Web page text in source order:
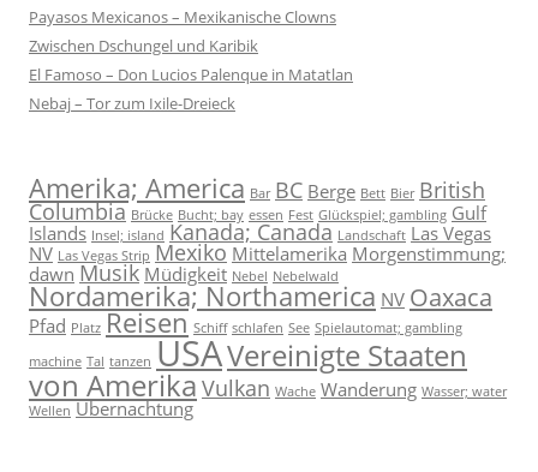
Payasos Mexicanos – Mexikanische Clowns
Zwischen Dschungel und Karibik
El Famoso – Don Lucios Palenque in Matatlan
Nebaj – Tor zum Ixile-Dreieck
Amerika; America Bar BC Berge Bett Bier British
Columbia Brücke Bucht; bay essen Fest Glückspiel; gambling Gulf
Islands Insel; island Kanada; Canada Landschaft Las Vegas
NV Las Vegas Strip Mexiko Mittelamerika Morgenstimmung;
dawn Musik Müdigkeit Nebel Nebelwald
Nordamerika; Northamerica NV Oaxaca
Pfad Platz Reisen Schiff schlafen See Spielautomat; gambling
machine Tal tanzen USAVereinigte Staaten
von AmerikaVulkan Wache Wanderung Wasser; water
Wellen Übernachtung